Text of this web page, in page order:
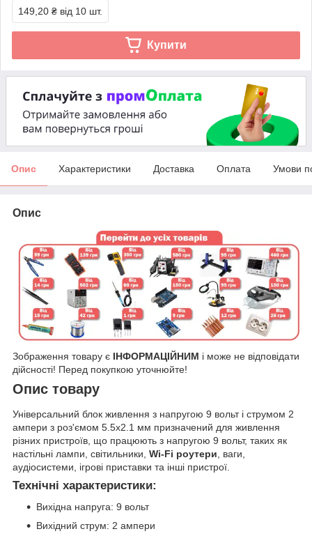
149,20 ₴ від 10 шт.
Купити
Опис Характеристики Доставка Оплата Умови
Опис
Зображення товару є ІНФОРМАЦІЙНИМ і може не відповідати
дійсності! Перед покупкою уточнюйте!
Опис товару
Універсальний блок живлення з напругою 9 вольт і струмом 2
ампери з роз'ємом 5.5x2.1 мм призначений для живлення
різних пристроїв, що працюють з напругою 9 вольт, таких як
настільні лампи, світильники, Wi-Fi роутери , ваги,
аудіосистеми, ігрові приставки та інші пристрої.
Технічні характеристики:
Вихідна напруга: 9 вольт
Вихідний струм: 2 ампери